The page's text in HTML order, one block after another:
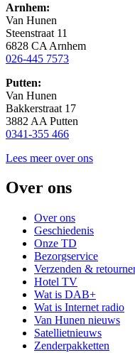
Arnhem:
Van Hunen
Steenstraat 11
6828 CA Arnhem
026-445 7573
Putten:
Van Hunen
Bakkerstraat 17
3882 AA Putten
0341-355 466
Lees meer over ons
Over ons
Over ons
Geschiedenis
Onze TD
Bezorgservice
Verzenden &
Hotel TV
Wat is DAB+
Wat is Internet radio
Van Hunen nieuws
Satellietnieuws
Zenderpakketten